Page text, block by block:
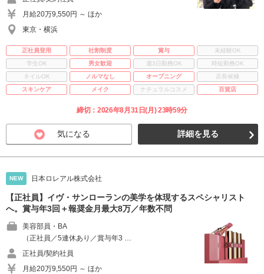
月給20万9,550円 ～ ほか
東京・横浜
正社員登用 社割制度 賞与
未経験OK
学生OK
男女歓迎 週3日勤務OK
時短勤務OK
ネイルOK
ノルマなし オープニング
店長候補
スキンケア
メイク ナチュラルコスメ 百貨店
締切：2026年8月31日(月) 23時59分
気になる 詳細を見る
NEW 日本ロレアル株式会社
【正社員】イヴ・サンローランの美学を体現するスペシャリスト
へ。賞与年3回＋報奨金月最大8万／年数不問
美容部員・BA
（正社員／5連休あり／賞与年3 …
正社員/契約社員
月給20万9,550円 ～ ほか